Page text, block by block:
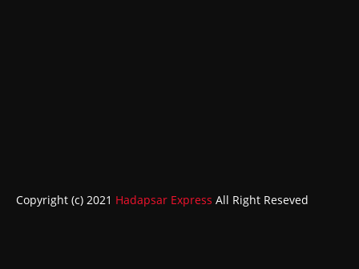
Copyright (c) 2021 Hadapsar Express All Right Reseved